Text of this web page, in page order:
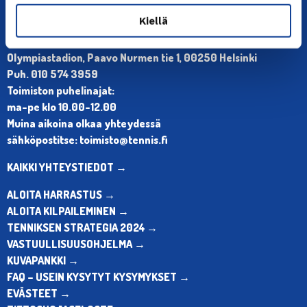
Kiellä
Olympiastadion, Paavo Nurmen tie 1, 00250 Helsinki
Puh. 010 574 3959
Toimiston puhelinajat:
ma-pe klo 10.00-12.00
Muina aikoina olkaa yhteydessä
sähköpostitse: toimisto@tennis.fi
KAIKKI YHTEYSTIEDOT →
ALOITA HARRASTUS →
ALOITA KILPAILEMINEN →
TENNIKSEN STRATEGIA 2024 →
VASTUULLISUUSOHJELMA →
KUVAPANKKI →
FAQ – USEIN KYSYTYT KYSYMYKSET →
EVÄSTEET →